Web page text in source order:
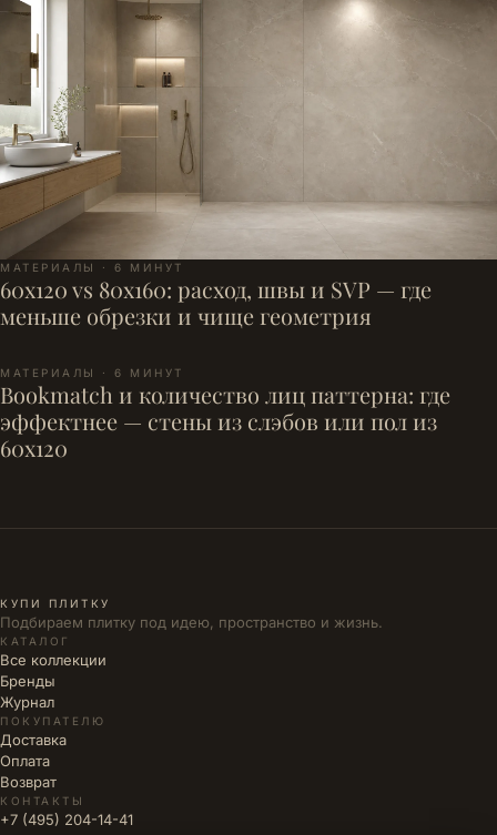
МАТЕРИАЛЫ · 6 МИНУТ
60x120 vs 80x160: расход, швы и SVP — где
меньше обрезки и чище геометрия
МАТЕРИАЛЫ · 6 МИНУТ
Bookmatch и количество лиц паттерна: где
эффектнее — стены из слэбов или пол из
60x120
КУПИ ПЛИТКУ
Подбираем плитку под идею, пространство и жизнь.
КАТАЛОГ
Все коллекции
Бренды
Журнал
ПОКУПАТЕЛЮ
Доставка
Оплата
Возврат
КОНТАКТЫ
+7 (495) 204-14-41